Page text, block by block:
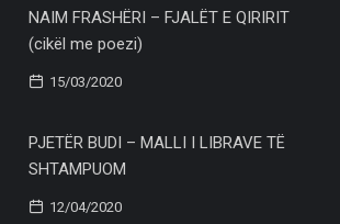
NAIM FRASHËRI – FJALËT E QIRIRIT
(cikël me poezi)
15/03/2020
PJETËR BUDI – MALLI I LIBRAVE TË
SHTAMPUOM
12/04/2020